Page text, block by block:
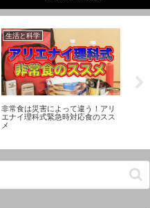
生活と科学
非常食は災害によって違う！アリ
エナイ理科式緊急時対応食のスス
メ